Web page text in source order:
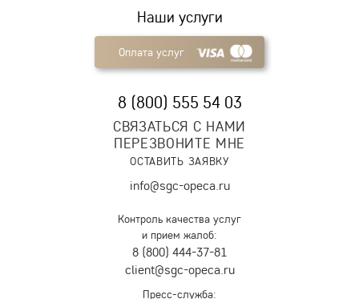
Наши услуги
Оплата услуг
8 (800) 555 54 03
СВЯЗАТЬСЯ С НАМИ
ПЕРЕЗВОНИТЕ МНЕ
ОСТАВИТЬ ЗАЯВКУ
info@sgc-opeca.ru
Контроль качества услуг
и прием жалоб:
8 (800) 444-37-81
client@sgc-opeca.ru
Пресс-служба: